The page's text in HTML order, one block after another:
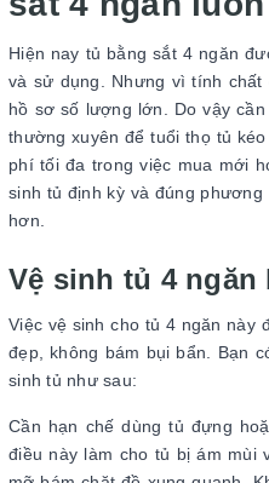
Hiện nay tủ bằng sắt 4 ngăn
và sử dụng. Nhưng vì tính
hồ sơ số lượng lớn. Do vậy
thường xuyên để tuổi thọ tủ
phí tối đa trong việc mua mới
sinh tủ định kỳ và đúng
hơn.
Vệ sinh tủ 4 ngăn
Việc vệ sinh cho tủ 4 ngăn này
đẹp, không bám bụi bẩn. Bạn
sinh tủ như sau:
Cần hạn chế dùng tủ đựng
điều này làm cho tủ bị ám mùi